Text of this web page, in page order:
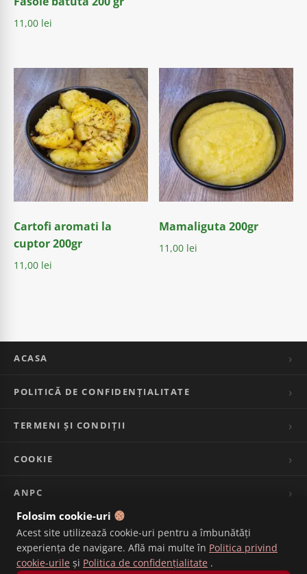
11,00 lei
Cartofi aromati la
cuptor 200gr
11,00 lei
Mamaliguta 200gr
11,00 lei
ACASA
POLITICĂ DE CONFIDENȚIALITATE
TERMENI ȘI CONDIȚII
COOKIE
ANPC
CONTACT
VALORI NUTRIȚIONALE
Folosim cookie-uri
Acest site utilizează cookie-uri pentru a îmbunătăți
experiența de navigare. Află mai multe în Politica privind
cookie-urile și Politica de confidențialitate .